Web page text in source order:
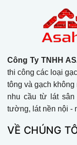
Công Ty TNHH
thi công các loại
tông và gạch
nhu cầu từ lát
tường, lát nền nội -
VỀ CHÚNG